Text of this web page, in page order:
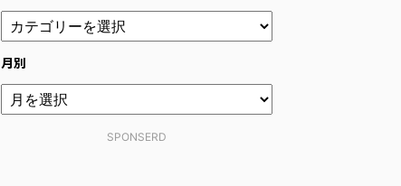
月別
SPONSERD